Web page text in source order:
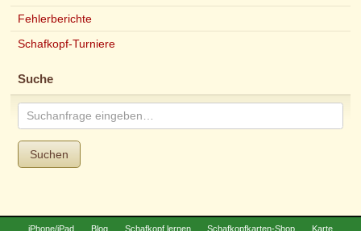
Fehlerberichte
Schafkopf-Turniere
Suche
Suchen
iPhone/iPad Blog Schafkopf lernen Schafkopfkarten-Shop Karte